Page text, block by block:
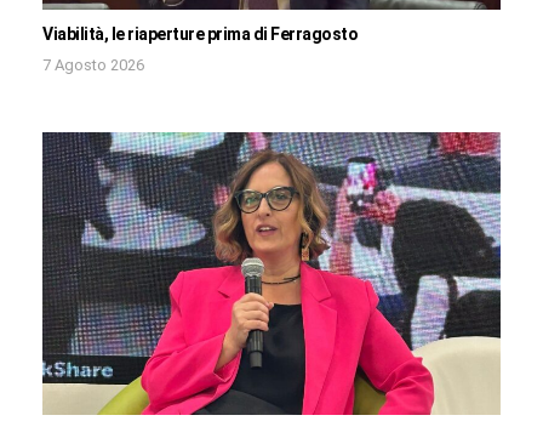
Viabilità, le riaperture prima di Ferragosto
7 Agosto 2026